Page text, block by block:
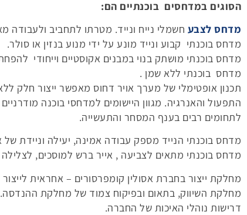
הסוגים במדחסים בוכנתיים הם:
מדחס לצבע חשמלי נייח ונייד. מטרתו לתחביב ולעבודה
מדחס בוכנתי קבוע ונייד מונע על ידי מנוע בנזין או סולר.
מדחס בוכנתי מושתק בנוי במבנים אקוסטיים וייחודי
מדחס בוכנתי ללא שמן .
תכנון אופטימלי של מערך אויר דחוס מאפשר ייצור חלק
התפעול והאנרגיה. מגוון היישומים למדחסי בוכנה
לתחומים רבים בענף המסחר והתעשייה.
מדחס בוכנתי הנייד מספק עבודה אמינה, יעילה וניידת של
מדחס בוכנתי מתאים לצביעה , אייר ברש למוסכים, לצלילה
מחלקת ייצור בחברת אסולין קומפרסורים – אחראית
מחלקת השיווק, בתאום ובפיקוח צמוד של מחלקת
דרישות נוהלי האיכות של החברה.